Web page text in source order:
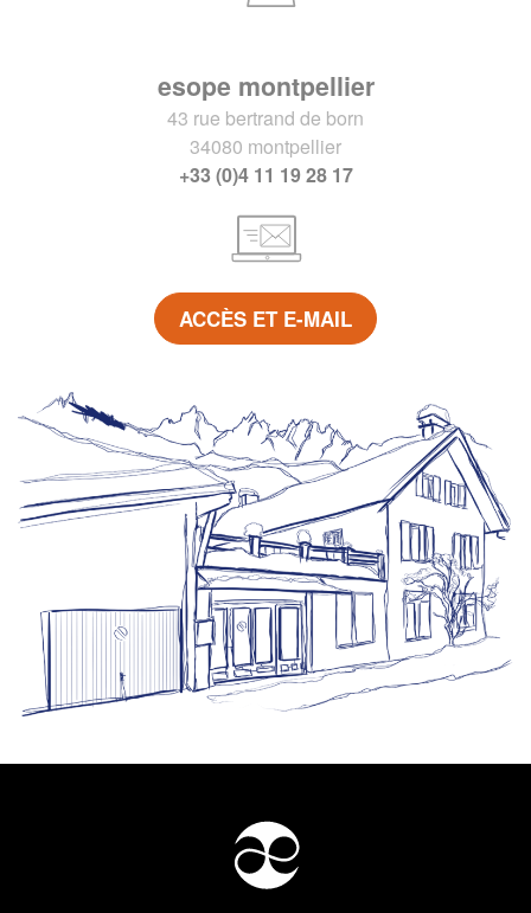
esope montpellier
43 rue bertrand de born
34080 montpellier
+33 (0)4 11 19 28 17
ACCÈS ET E-MAIL